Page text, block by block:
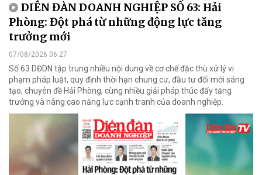
DIỄN ĐÀN DOANH NGHIỆP SỐ 63: Hải
Phòng: Đột phá từ những động lực tăng
trưởng mới
07/08/2026 06:27
Số 63 DĐDN tập trung nhiều nội dung về cơ chế đặc thù xử lý vi
phạm pháp luật, quy định thời hạn chung cư, đầu tư đổi mới sáng
tạo, chuyên đề Hải Phòng, cùng nhiều giải pháp thúc đẩy tăng
trưởng và nâng cao năng lực cạnh tranh của doanh nghiệp.